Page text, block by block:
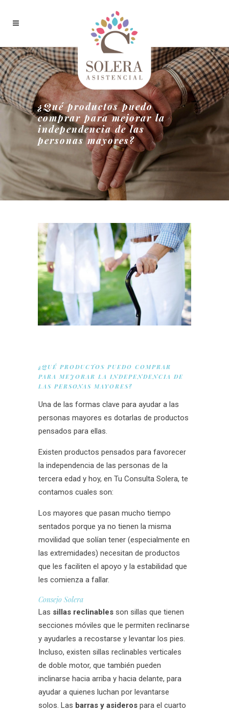
¿Qué productos puedo
comprar para mejorar la
independencia de las
personas mayores?
¿QUÉ PRODUCTOS PUEDO COMPRAR
PARA MEJORAR LA INDEPENDENCIA DE
LAS PERSONAS MAYORES?
Una de las formas clave para ayudar a las
personas mayores es dotarlas de productos
pensados para ellas.
Existen productos pensados para favorecer
la independencia de las personas de la
tercera edad y hoy, en Tu Consulta Solera, te
contamos cuales son:
Los mayores que pasan mucho tiempo
sentados porque ya no tienen la misma
movilidad que solían tener (especialmente en
las extremidades) necesitan de productos
que les faciliten el apoyo y la estabilidad que
les comienza a fallar.
Consejo Solera
Las sillas reclinables son sillas que tienen
secciones móviles que le permiten reclinarse
y ayudarles a recostarse y levantar los pies.
Incluso, existen sillas reclinables verticales
de doble motor, que también pueden
inclinarse hacia arriba y hacia delante, para
ayudar a quienes luchan por levantarse
solos. Las barras y asideros para el cuarto